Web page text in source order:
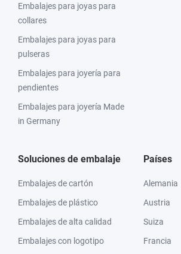
Embalajes para joyas para
collares
Embalajes para joyas para
pulseras
Embalajes para joyería para
pendientes
Embalajes para joyería Made
in Germany
Soluciones de embalaje
Embalajes de cartón
Embalajes de plástico
Embalajes de alta calidad
Embalajes con logotipo
Países
Alemania
Austria
Suiza
Francia